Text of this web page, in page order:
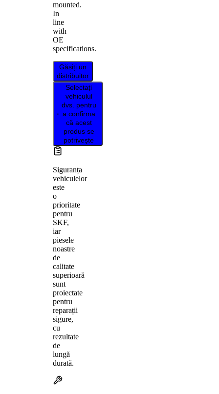
mounted.
In
line
with
OE
specifications.
Găsiți un
distribuitor
Selectați
vehiculul
dvs. pentru
a confirma
că acest
produs se
potrivește
Siguranța
vehiculelor
este
o
prioritate
pentru
SKF,
iar
piesele
noastre
de
calitate
superioară
sunt
proiectate
pentru
reparații
sigure,
cu
rezultate
de
lungă
durată.